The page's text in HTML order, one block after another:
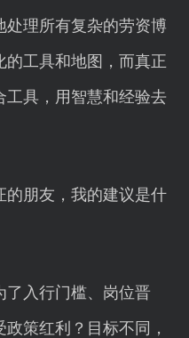
处理所有复杂的劳资博
工具和地图，而真正
工具，用智慧和经验去
的朋友，我的建议是什
了入行门槛、岗位晋
策红利？目标不同，